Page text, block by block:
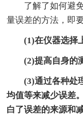
了解了如何避免
量误差的方法，即
(1)在仪器选择上
(2)提高自身的测
(3)通过各种处理
均值等来减少误差
白了误差的来源和